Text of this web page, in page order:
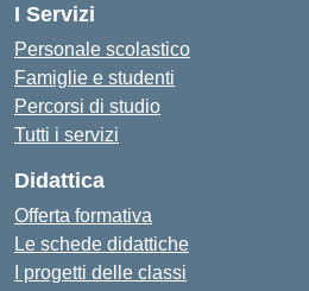
I Servizi
Personale scolastico
Famiglie e studenti
Percorsi di studio
Tutti i servizi
Didattica
Offerta formativa
Le schede didattiche
I progetti delle classi